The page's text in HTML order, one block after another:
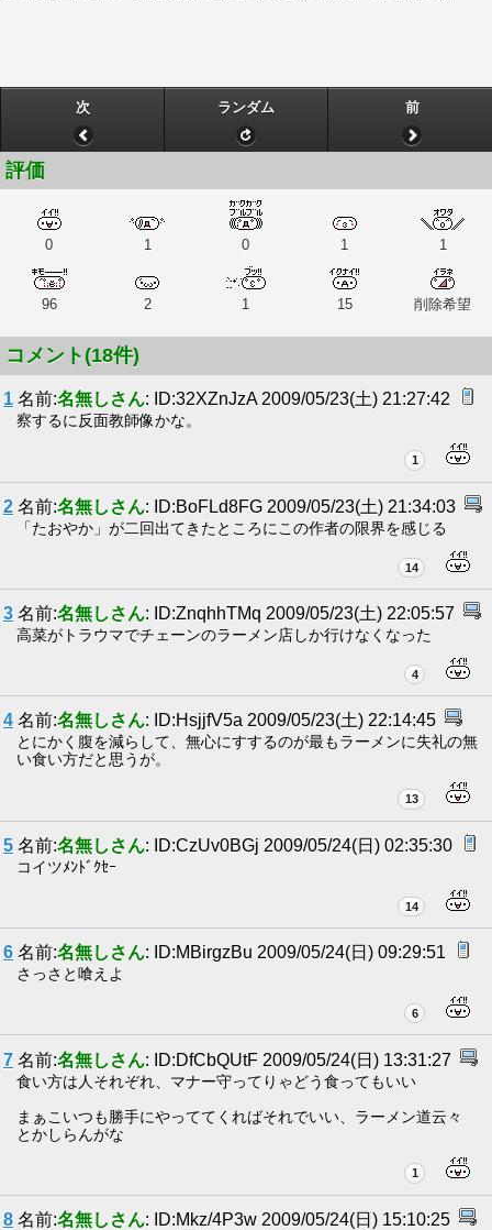
次 ランダム 前
評価
0 1 0 1 1
96 2 1 15 削除希望
コメント(18件)
1 名前:名無しさん: ID:32XZnJzA 2009/05/23(土) 21:27:42
察するに反面教師像かな。
1
2 名前:名無しさん: ID:BoFLd8FG 2009/05/23(土) 21:34:03
「たおやか」が二回出てきたところにこの作者の限界を感じる
14
3 名前:名無しさん: ID:ZnqhhTMq 2009/05/23(土) 22:05:57
高菜がトラウマでチェーンのラーメン店しか行けなくなった
4
4 名前:名無しさん: ID:HsjjfV5a 2009/05/23(土) 22:14:45
とにかく腹を減らして、無心にすするのが最もラーメンに失礼の無
い食い方だと思うが。
13
5 名前:名無しさん: ID:CzUv0BGj 2009/05/24(日) 02:35:30
コイツﾒﾝﾄﾞｸｾｰ
14
6 名前:名無しさん: ID:MBirgzBu 2009/05/24(日) 09:29:51
さっさと喰えよ
6
7 名前:名無しさん: ID:DfCbQUtF 2009/05/24(日) 13:31:27
食い方は人それぞれ、マナー守ってりゃどう食ってもいい
まぁこいつも勝手にやっててくればそれでいい、ラーメン道云々
とかしらんがな
1
8 名前:名無しさん: ID:Mkz/4P3w 2009/05/24(日) 15:10:25